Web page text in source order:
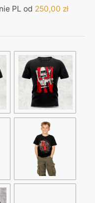
PL od 250,00 zł